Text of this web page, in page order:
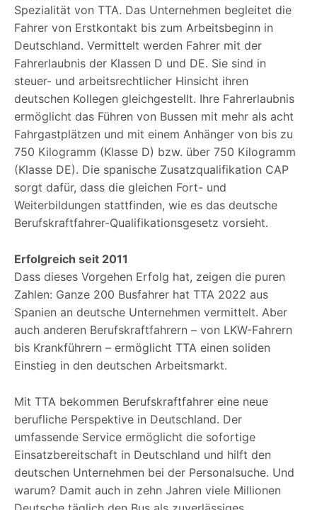
Spezialität von TTA. Das Unternehmen begleitet die
Fahrer von Erstkontakt bis zum Arbeitsbeginn in
Deutschland. Vermittelt werden Fahrer mit der
Fahrerlaubnis der Klassen D und DE. Sie sind in
steuer- und arbeitsrechtlicher Hinsicht ihren
deutschen Kollegen gleichgestellt. Ihre Fahrerlaubnis
ermöglicht das Führen von Bussen mit mehr als acht
Fahrgastplätzen und mit einem Anhänger von bis zu
750 Kilogramm (Klasse D) bzw. über 750 Kilogramm
(Klasse DE). Die spanische Zusatzqualifikation CAP
sorgt dafür, dass die gleichen Fort- und
Weiterbildungen stattfinden, wie es das deutsche
Berufskraftfahrer-Qualifikationsgesetz vorsieht.
Erfolgreich seit 2011
Dass dieses Vorgehen Erfolg hat, zeigen die puren
Zahlen: Ganze 200 Busfahrer hat TTA 2022 aus
Spanien an deutsche Unternehmen vermittelt. Aber
auch anderen Berufskraftfahrern – von LKW-Fahrern
bis Krankführern – ermöglicht TTA einen soliden
Einstieg in den deutschen Arbeitsmarkt.
Mit TTA bekommen Berufskraftfahrer eine neue
berufliche Perspektive in Deutschland. Der
umfassende Service ermöglicht die sofortige
Einsatzbereitschaft in Deutschland und hilft den
deutschen Unternehmen bei der Personalsuche. Und
warum? Damit auch in zehn Jahren viele Millionen